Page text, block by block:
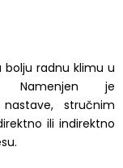
bolju radnu klimu u
Namenjen je
stručnim
ili indirektno